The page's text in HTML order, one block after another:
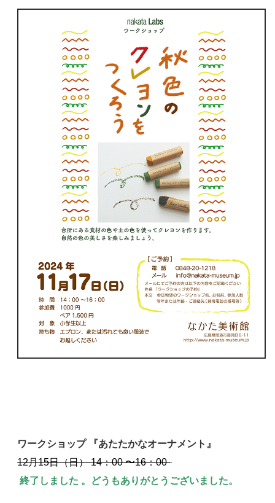
ワークショップ 『あたたかなオーナメント』
12月15日（日） 14：00 〜16：00
終了しました 。どうもありがとうございました。